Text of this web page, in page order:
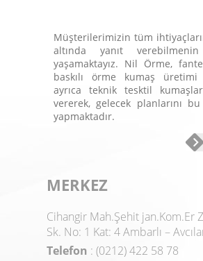
Müşterilerimizin tüm
altında yanıt
yaşamaktayız. Nil Örme,
baskılı örme kumaş
ayrıca teknik tesktil
vererek, gelecek planlarını
yapmaktadır.
MERKEZ
Cihangir Mah.Şehit jan.Kom.Er
Sk. No: 1 Kat: 4 Ambarlı –
Telefon : (0212) 422 58 78